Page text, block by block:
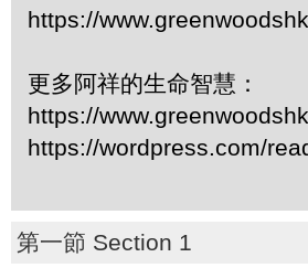
https://
更多阿祥的生命智慧：
https://
https://wordpress.com/
第一節 Section 1